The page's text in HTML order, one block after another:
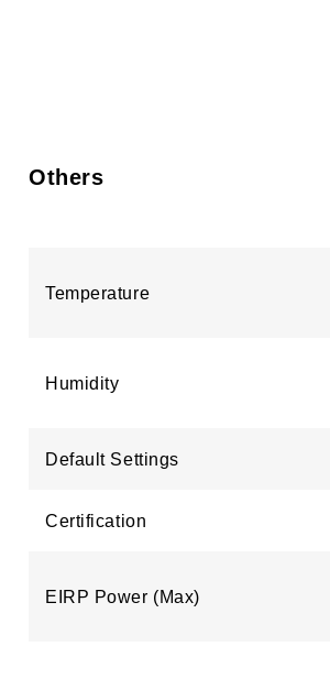
Others
Temperature
Humidity
Default Settings
Certification
EIRP Power (Max)